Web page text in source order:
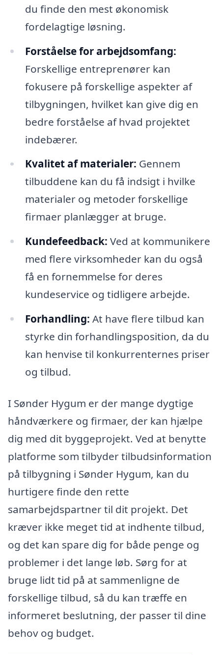
du finde den mest økonomisk
fordelagtige løsning.
Forståelse for arbejdsomfang:
Forskellige entreprenører kan
fokusere på forskellige aspekter af
tilbygningen, hvilket kan give dig en
bedre forståelse af hvad projektet
indebærer.
Kvalitet af materialer: Gennem
tilbuddene kan du få indsigt i hvilke
materialer og metoder forskellige
firmaer planlægger at bruge.
Kundefeedback: Ved at kommunikere
med flere virksomheder kan du også
få en fornemmelse for deres
kundeservice og tidligere arbejde.
Forhandling: At have flere tilbud kan
styrke din forhandlingsposition, da du
kan henvise til konkurrenternes priser
og tilbud.
I Sønder Hygum er der mange dygtige
håndværkere og firmaer, der kan hjælpe
dig med dit byggeprojekt. Ved at benytte
platforme som tilbyder tilbudsinformation
på tilbygning i Sønder Hygum, kan du
hurtigere finde den rette
samarbejdspartner til dit projekt. Det
kræver ikke meget tid at indhente tilbud,
og det kan spare dig for både penge og
problemer i det lange løb. Sørg for at
bruge lidt tid på at sammenligne de
forskellige tilbud, så du kan træffe en
informeret beslutning, der passer til dine
behov og budget.